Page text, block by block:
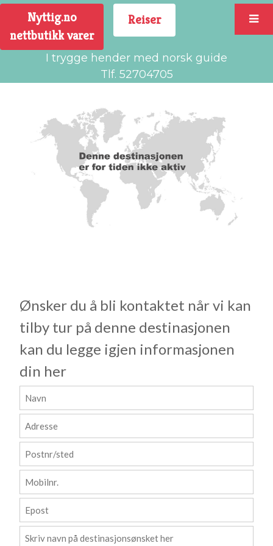
Nyttig.no
nettbutikk varer
Reiser
I trygge hender med norsk guide
Tlf. 52704705
Ønsker du å bli kontaktet når vi kan
tilby tur på denne destinasjonen
kan du legge igjen informasjonen
din her